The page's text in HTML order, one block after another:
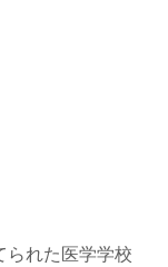
られた医学学校